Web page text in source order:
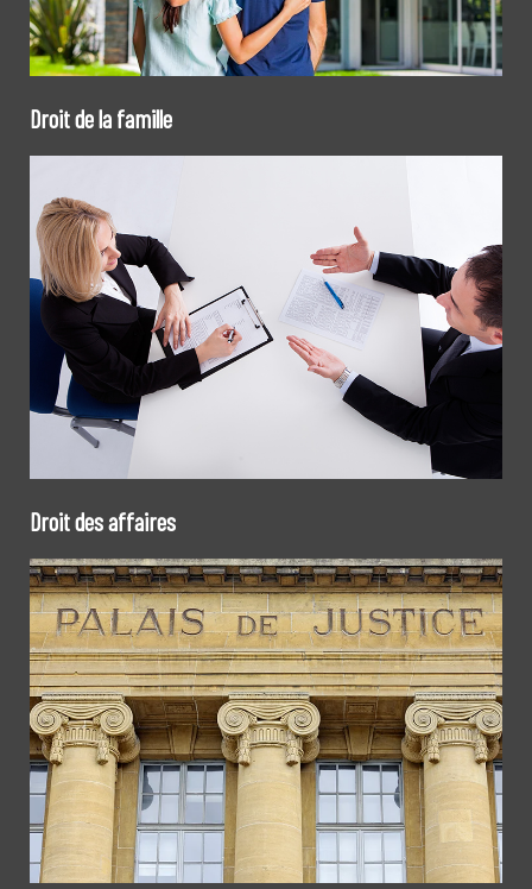
Droit de la famille
Droit des affaires